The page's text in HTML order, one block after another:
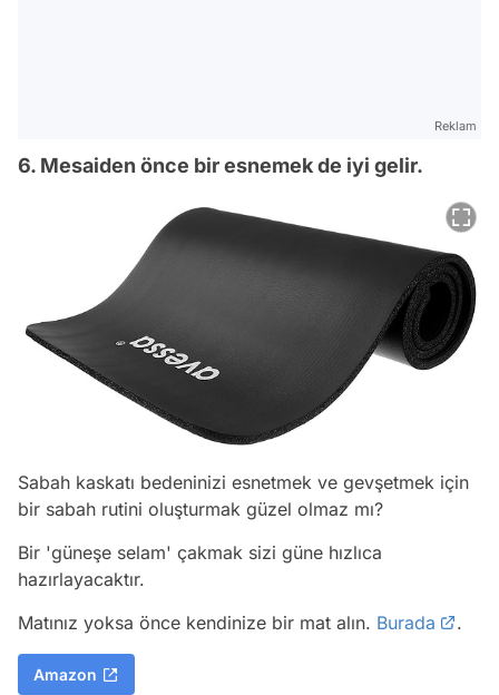
Reklam
6. Mesaiden önce bir esnemek de iyi gelir.
Sabah kaskatı bedeninizi esnetmek ve gevşetmek için
bir sabah rutini oluşturmak güzel olmaz mı?
Bir 'güneşe selam' çakmak sizi güne hızlıca
hazırlayacaktır.
Matınız yoksa önce kendinize bir mat alın. Burada .
Amazon